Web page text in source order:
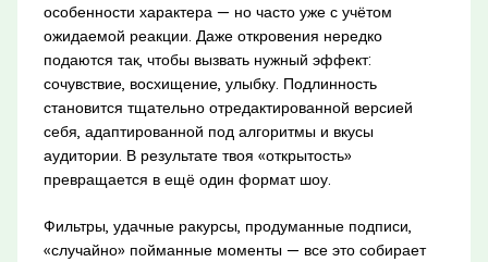
особенности характера — но часто уже с учётом
ожидаемой реакции. Даже откровения нередко
подаются так, чтобы вызвать нужный эффект:
сочувствие, восхищение, улыбку. Подлинность
становится тщательно отредактированной версией
себя, адаптированной под алгоритмы и вкусы
аудитории. В результате твоя «открытость»
превращается в ещё один формат шоу.
Фильтры, удачные ракурсы, продуманные подписи,
«случайно» пойманные моменты — все это собирает